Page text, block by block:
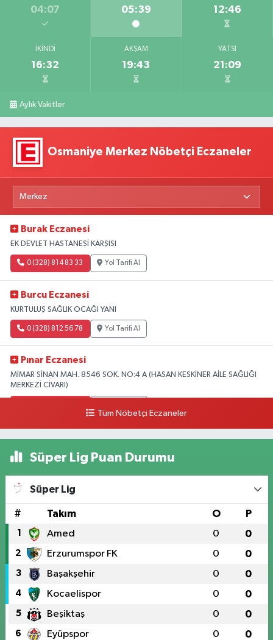
04:07 05:39 12:46
İKINDI
16:32
AKŞAM
19:43
YATSI
21:09
Aylık Vakitler
Osmaniye Merkez Nöbetçi Eczaneler
Burak Eczanesi
EK DEVLET HASTANESİ KARŞISI
0 (328) 814 83 33 Yol Tarifi Al
Burcu Eczanesi
KURTULUŞ SAĞLIK OCAĞI YANI
0 (328) 812 56 78 Yol Tarifi Al
Pınar Eczanesi
MİMAR SİNAN MAH. 8546 SOK. NO:4 A (HASAN KESKİNER AİLE SAĞLIĞI
MERKEZİ CİVARI)
Tüm Nöbetçi Eczaneler
Süper Lig Puan Durumu
Süper Lig
# Takım O P
1 Amed 0 0
2 Erzurumspor FK 0 0
3 Başakşehir 0 0
4 Kocaelispor 0 0
5 Beşiktaş 0 0
6 Eyüpspor 0 0